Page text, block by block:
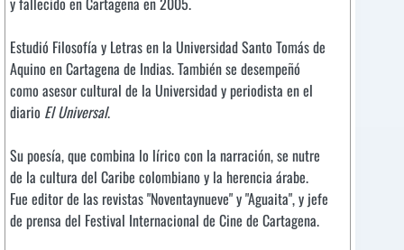
Estudió Filosofía y Letras en la Universidad Santo Tomás de
Aquino en Cartagena de Indias. También se desempeñó
como asesor cultural de la Universidad y periodista en el
diario El Universal.
Su poesía, que combina lo lírico con la narración, se nutre
de la cultura del Caribe colombiano y la herencia árabe.
Fue editor de las revistas "Noventaynueve" y "Aguaita", y jefe
de prensa del Festival Internacional de Cine de Cartagena.